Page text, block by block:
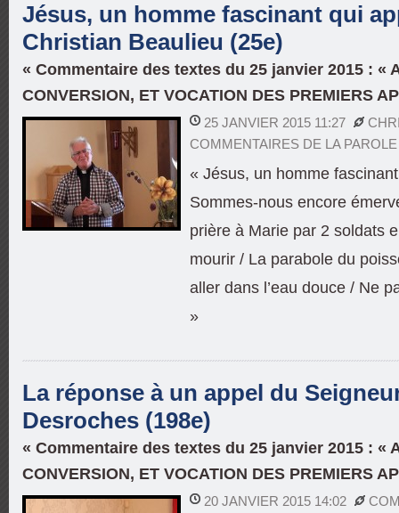
Jésus, un homme fascinant qui
Christian Beaulieu (25e)
« Commentaire des textes du 25 janvier 2015 : «
CONVERSION, ET VOCATION DES PREMIERS
25 JANVIER 2015 11:27
COMMENTAIRES DE LA PAROLE
« Jésus, un homme
Sommes-nous encore
prière à Marie par 2 soldats
mourir / La parabole du
aller dans l’eau douce / Ne
»
La réponse à un appel du
Desroches (198e)
« Commentaire des textes du 25 janvier 2015 : «
CONVERSION, ET VOCATION DES PREMIERS
20 JANVIER 2015 14:02